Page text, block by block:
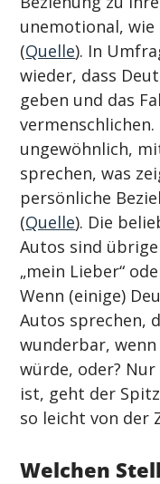
unemotional, wie
(Quelle). In
wieder, dass
geben und das
ungewöhnlich,
sprechen, was
persönliche
(Quelle). Die
Autos sind
„mein Lieber“
Wenn (einige)
Autos sprechen,
wunderbar,
würde, oder?
ist, geht der
so leicht von der
Welchen